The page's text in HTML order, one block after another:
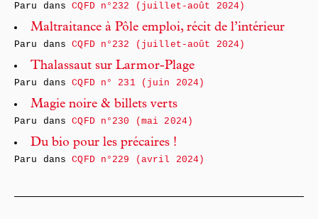
Paru dansCQFD n°232 (juillet-août 2024)
Maltraitance à Pôle emploi, récit de l’intérieur
Paru dansCQFD n°232 (juillet-août 2024)
Thalassaut sur Larmor-Plage
Paru dansCQFD n° 231 (juin 2024)
Magie noire & billets verts
Paru dansCQFD n°230 (mai 2024)
Du bio pour les précaires !
Paru dansCQFD n°229 (avril 2024)